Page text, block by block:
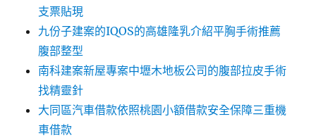
支票貼現
九份子建案的IQOS的高雄隆乳介紹平胸手術推薦
腹部整型
南科建案新屋專案中壢木地板公司的腹部拉皮手術
找精靈針
大同區汽車借款依照桃園小額借款安全保障三重機
車借款